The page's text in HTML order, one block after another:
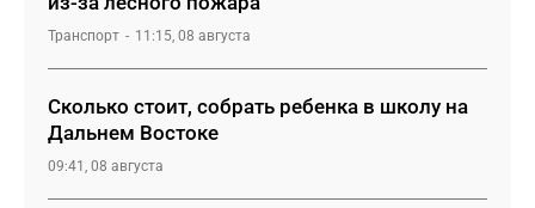
Транспорт 11:15, 08 августа
Сколько стоит, собрать ребенка в школу на
Дальнем Востоке
09:41, 08 августа